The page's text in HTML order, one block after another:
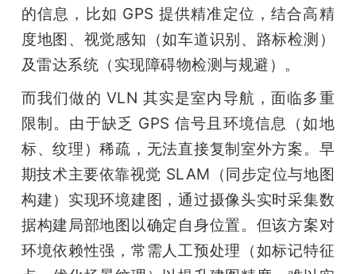
的信息，比如 GPS 提供精准定位，结合高精
度地图、视觉感知（如车道识别、路标检测）
及雷达系统（实现障碍物检测与规避）。
而我们做的 VLN 其实是室内导航，面临多重
限制。由于缺乏 GPS 信号且环境信息（如地
标、纹理）稀疏，无法直接复制室外方案。早
期技术主要依靠视觉 SLAM（同步定位与地图
构建）实现环境建图，通过摄像头实时采集数
据构建局部地图以确定自身位置。但该方案对
环境依赖性强，常需人工预处理（如标记特征